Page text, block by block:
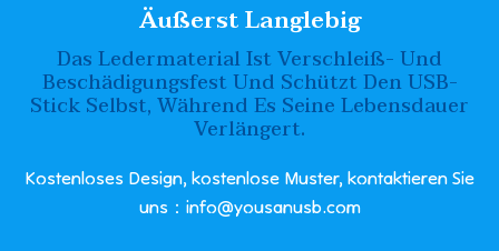
Äußerst Langlebig
Das Ledermaterial Ist Verschleiß- Und
Beschädigungsfest Und Schützt Den USB-
Stick Selbst, Während Es Seine Lebensdauer
Verlängert.
Kostenloses Design, kostenlose Muster, kontaktieren Sie
uns：info@yousanusb.com